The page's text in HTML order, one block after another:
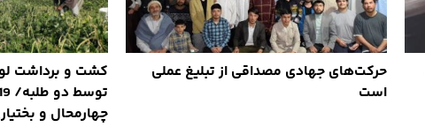
حرکت‌های جهادی مصداقی از تبلیغ عملی
است
کشت و برداشت
چهارمحال و